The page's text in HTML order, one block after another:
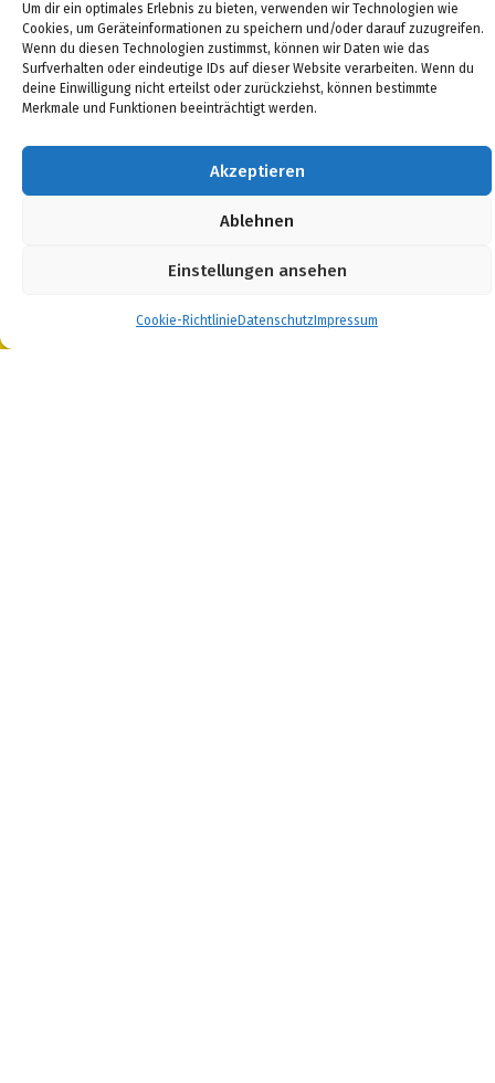
Um dir ein optimales Erlebnis zu bieten, verwenden wir Technologien wie
Cookies, um Geräteinformationen zu speichern und/oder darauf zuzugreifen.
Wenn du diesen Technologien zustimmst, können wir Daten wie das
Surfverhalten oder eindeutige IDs auf dieser Website verarbeiten. Wenn du
deine Einwilligung nicht erteilst oder zurückziehst, können bestimmte
Merkmale und Funktionen beeinträchtigt werden.
Akzeptieren
Ablehnen
Einstellungen ansehen
Cookie-Richtlinie Datenschutz Impressum
Staatliches Gymnasium
Hermann Pistor
Dammstraße 50
96515 Sonneberg
Telefon: 03675 468890
Fax: 03675 4688931